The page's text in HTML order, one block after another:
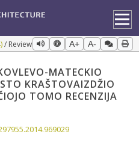
Review A+ A-
MATECKIO
KRAŠTOVAIZDŽIO
TOMO RECENZIJA